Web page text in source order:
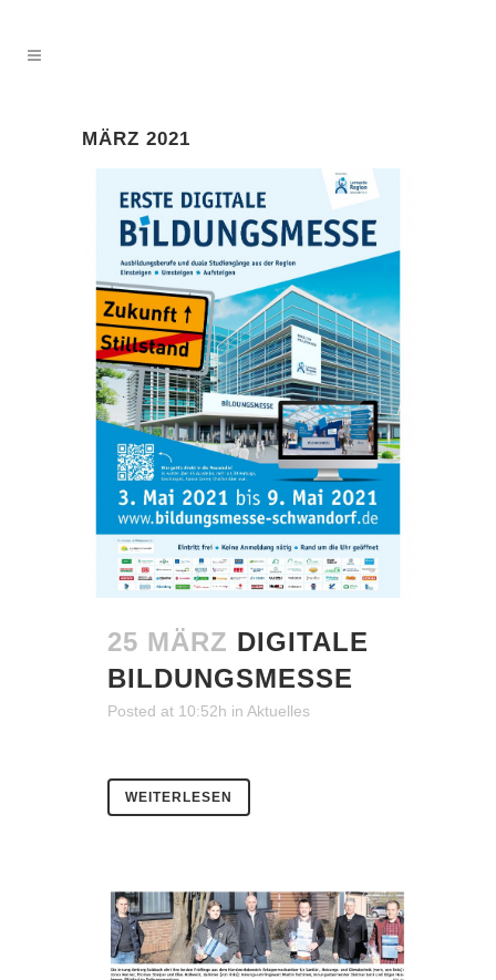
MÄRZ 2021
25 MÄRZ DIGITALE
BILDUNGSMESSE
Posted at 10:52h in Aktuelles
WEITERLESEN